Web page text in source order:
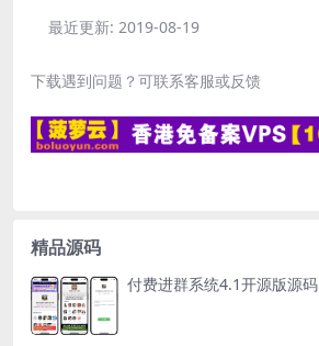
最近更新: 2019-08-19
下载遇到问题？可联系客服或反馈
精品源码
付费进群系统4.1开源版源码